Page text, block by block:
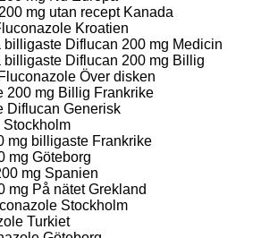
mg utan recept Kanada
Kroatien
billigaste Diflucan 200 mg Medicin
billigaste Diflucan 200 mg Billig
Över disken
200 mg Billig Frankrike
Diflucan Generisk
mg billigaste Frankrike
mg Göteborg
mg Spanien
mg På nätet Grekland
Stockholm
Turkiet